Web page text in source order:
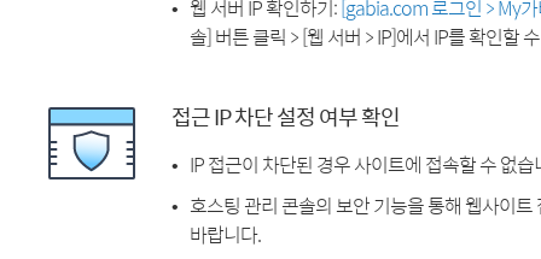
웹 서버 IP 확인하기:[gabia.com 로그인 > My
솔] 버튼 클릭 > [웹 서버 > IP]에서 IP를 확인할
접근 IP 차단 설정 여부 확인
IP 접근이 차단된 경우 사이트에 접속할 수 없습
호스팅 관리 콘솔의 보안 기능을 통해 웹사이
바랍니다.